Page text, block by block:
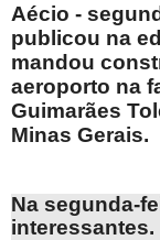
Aécio -
publicou na
mandou
aeroporto na
Guimarães
Minas Gerais.
Na segunda-
interessantes.